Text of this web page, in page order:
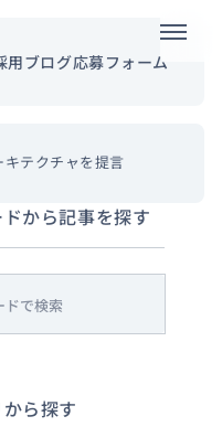
メニュ
テクチャを提言
用ブログ応募フォーム
から記事を探す
e
ら探す